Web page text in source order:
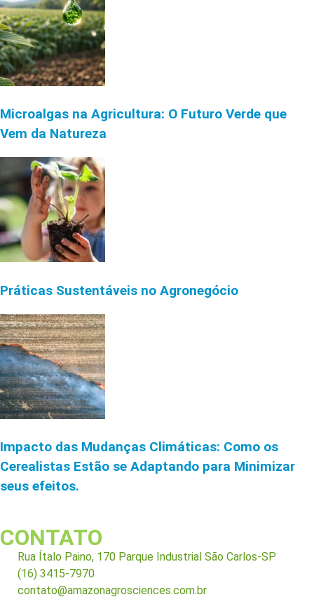
Microalgas na Agricultura: O Futuro Verde que
Vem da Natureza
Práticas Sustentáveis no Agronegócio
Impacto das Mudanças Climáticas: Como os
Cerealistas Estão se Adaptando para Minimizar
seus efeitos.
CONTATO
Rua Ítalo Paino, 170 Parque Industrial São Carlos-SP
(16) 3415-7970
contato@amazonagrosciences.com.br